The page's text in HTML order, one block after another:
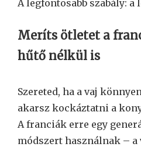
A legfontosabb szabály: a
Meríts ötletet a
hűtő nélkül is
Szereted, ha a vaj
akarsz kockáztatni a
A franciák erre egy
módszert használnak – a